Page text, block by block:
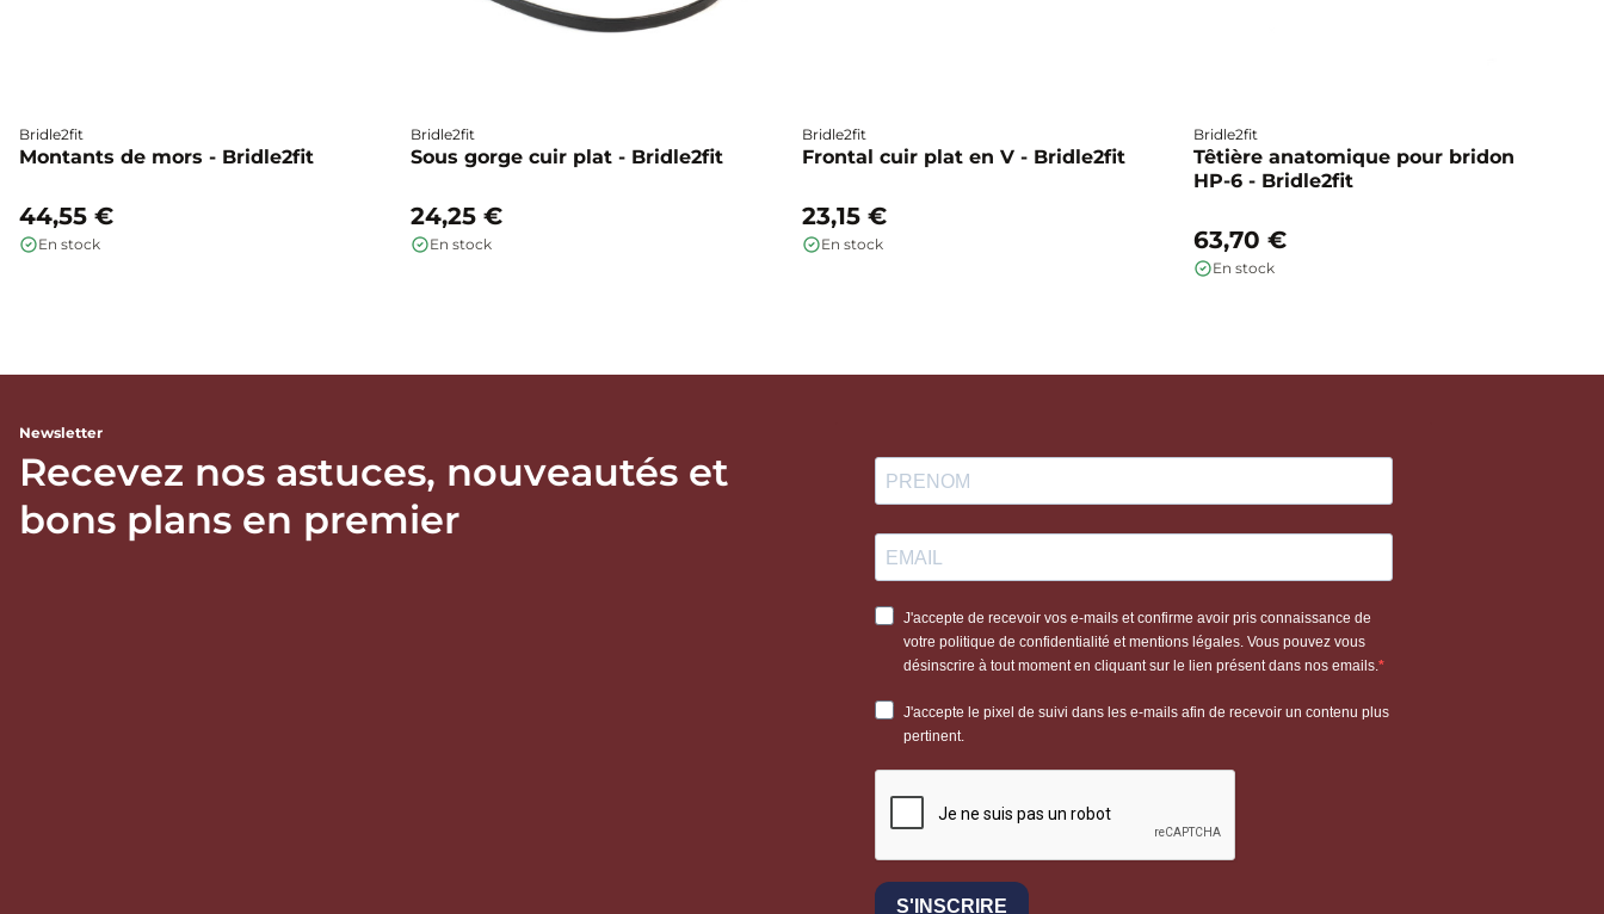
Bridle2fit
Montants de mors - Bridle2fit
44,55 €
En stock
Bridle2fit
Sous gorge cuir plat - Bridle2fit
24,25 €
En stock
Bridle2fit
Frontal cuir plat en V - Bridle2fit
23,15 €
En stock
Bridle2fit
Têtière anatomique pour bridon
HP-6 - Bridle2fit
63,70 €
En stock
Newsletter
Recevez nos astuces, nouveautés et
bons plans en premier